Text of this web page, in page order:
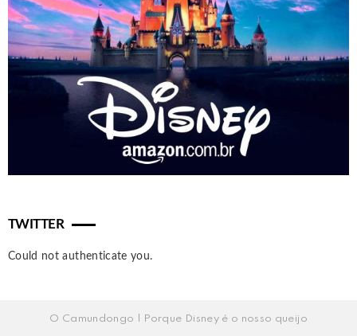
TWITTER
Could not authenticate you.
O Camundongo | Porque Disney é o nosso queijo